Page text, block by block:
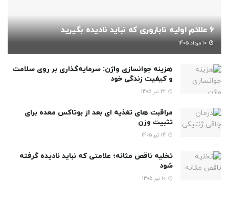
6 علائم اولیه ناباروری که نباید نادیده بگیرید
هزینه جوانسازی واژن: سرمایه‌گذاری بر روی سلامت
و کیفیت زندگی خود
مراقبت های تغذیه ای بعد از بوتاکس معده برای
تثبیت وزن
تخلیه ناقص مثانه؛ علامتی که نباید نادیده گرفته
شود